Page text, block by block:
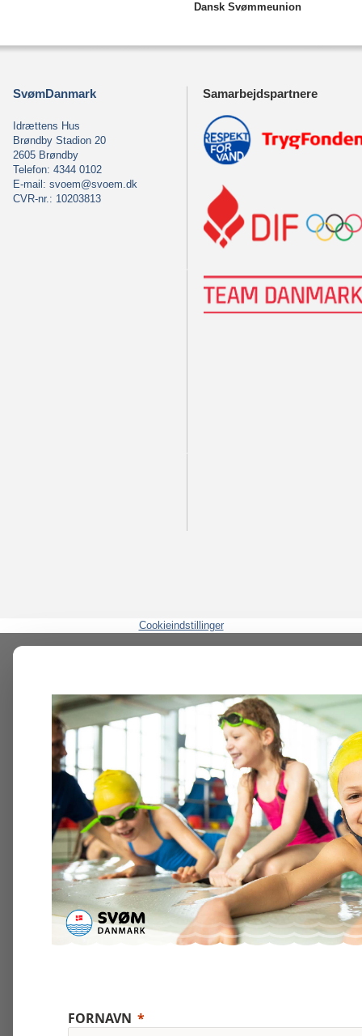
Dansk Svømmeunion
SvømDanmark
Idrættens Hus
Brøndby Stadion 20
2605 Brøndby
Telefon: 4344 0102
E-mail: svoem@svoem.dk
CVR-nr.: 10203813
Samarbejdspartnere
Cookieindstillinger
FORNAVN